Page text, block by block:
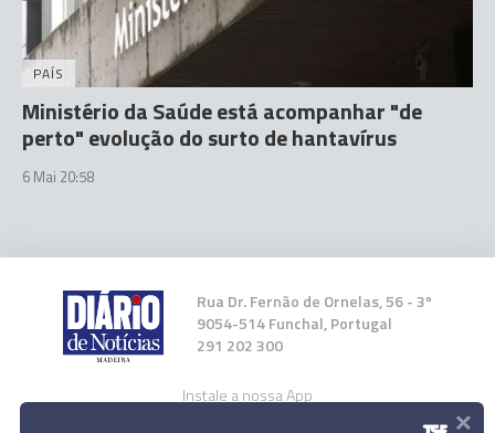
PAÍS
Ministério da Saúde está acompanhar "de
perto" evolução do surto de hantavírus
6 Mai 20:58
Rua Dr. Fernão de Ornelas, 56 - 3º
9054-514 Funchal, Portugal
291 202 300
Instale a nossa App ×